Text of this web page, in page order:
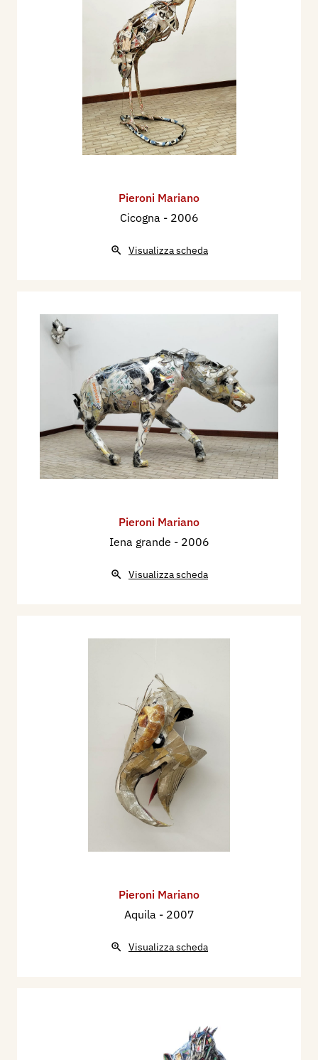
Pieroni Mariano
Cicogna - 2006
Visualizza scheda
Pieroni Mariano
Iena grande - 2006
Visualizza scheda
Pieroni Mariano
Aquila - 2007
Visualizza scheda